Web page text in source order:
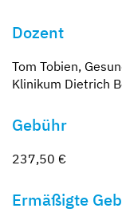
Dozent
Tom Tobien,
Klinikum Dietrich
Gebühr
237,50 €
Ermäßigte